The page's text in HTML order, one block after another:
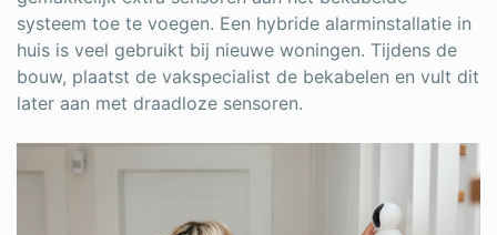
systeem toe te voegen. Een hybride alarminstallatie in
huis is veel gebruikt bij nieuwe woningen. Tijdens de
bouw, plaatst de vakspecialist de bekabelen en vult dit
later aan met draadloze sensoren.